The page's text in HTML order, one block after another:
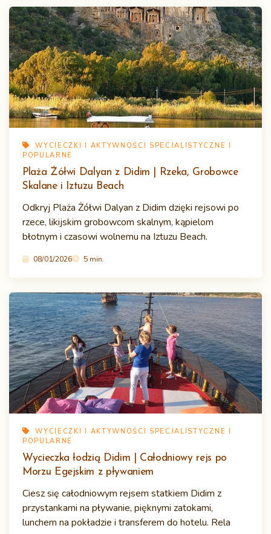
WYCIECZKI I AKTYWNOŚCI SPECJALISTYCZNE I
POPULARNE
Plaża Żółwi Dalyan z Didim | Rzeka, Grobowce
Skalane i Iztuzu Beach
Odkryj Plaża Żółwi Dalyan z Didim dzięki rejsowi po
rzece, likijskim grobowcom skalnym, kąpielom
błotnym i czasowi wolnemu na Iztuzu Beach.
08/01/2026 5 min.
WYCIECZKI I AKTYWNOŚCI SPECJALISTYCZNE I
POPULARNE
Wycieczka łodzią Didim | Całodniowy rejs po
Morzu Egejskim z pływaniem
Ciesz się całodniowym rejsem statkiem Didim z
przystankami na pływanie, pięknymi zatokami,
lunchem na pokładzie i transferem do hotelu. Rela